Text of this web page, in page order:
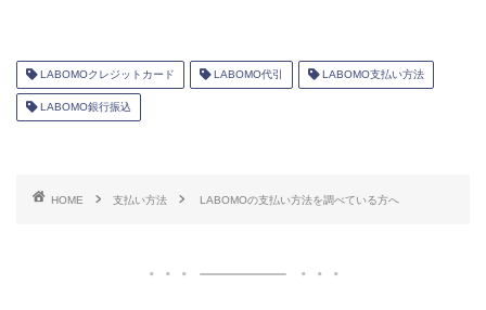
LABOMOクレジットカード LABOMO代引 LABOMO支払い方法
LABOMO銀行振込
HOME 支払い方法 LABOMOの支払い方法を調べている方へ